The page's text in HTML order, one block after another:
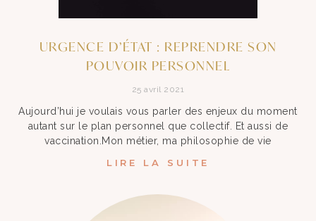
URGENCE D’ÉTAT : REPRENDRE SON
POUVOIR PERSONNEL
25 avril 2021
Aujourd’hui je voulais vous parler des enjeux du moment
autant sur le plan personnel que collectif. Et aussi de
vaccination.Mon métier, ma philosophie de vie
LIRE LA SUITE